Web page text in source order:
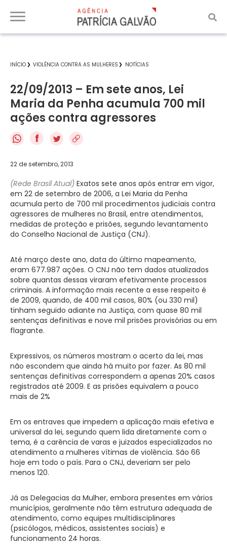
INÍCIO VIOLÊNCIA CONTRA AS MULHERES NOTÍCIAS
22/09/2013 – Em sete anos, Lei
Maria da Penha acumula 700 mil
ações contra agressores
f
22 de setembro, 2013
(Rede Brasil Atual) Exatos sete anos após entrar em vigor,
em 22 de setembro de 2006, a Lei Maria da Penha
acumula perto de 700 mil procedimentos judiciais contra
agressores de mulheres no Brasil, entre atendimentos,
medidas de proteção e prisões, segundo levantamento
do Conselho Nacional de Justiça (CNJ).
Até março deste ano, data do último mapeamento,
eram 677.987 ações. O CNJ não tem dados atualizados
sobre quantas dessas viraram efetivamente processos
criminais. A informação mais recente a esse respeito é
de 2009, quando, de 400 mil casos, 80% (ou 330 mil)
tinham seguido adiante na Justiça, com quase 80 mil
sentenças definitivas e nove mil prisões provisórias ou em
flagrante.
Expressivos, os números mostram o acerto da lei, mas
não escondem que ainda há muito por fazer. As 80 mil
sentenças definitivas correspondem a apenas 20% casos
registrados até 2009. E as prisões equivalem a pouco
mais de 2%
Em os entraves que impedem a aplicação mais efetiva e
universal da lei, segundo quem lida diretamente com o
tema, é a carência de varas e juizados especializados no
atendimento a mulheres vítimas de violência. São 66
hoje em todo o país. Para o CNJ, deveriam ser pelo
menos 120.
Já as Delegacias da Mulher, embora presentes em vários
municípios, geralmente não têm estrutura adequada de
atendimento, como equipes multidisciplinares
(psicólogos, médicos, assistentes sociais) e
funcionamento 24 horas.